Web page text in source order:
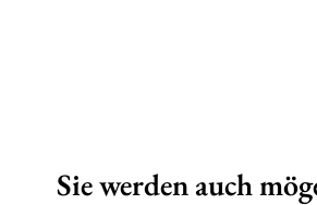
Sie werden auch